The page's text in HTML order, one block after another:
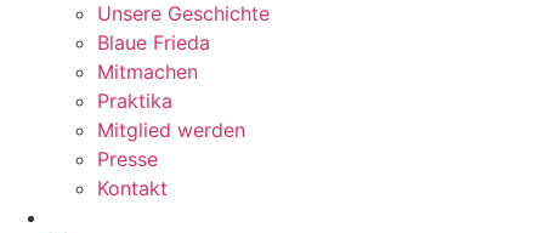
Unsere Geschichte
Blaue Frieda
Mitmachen
Praktika
Mitglied werden
Presse
Kontakt